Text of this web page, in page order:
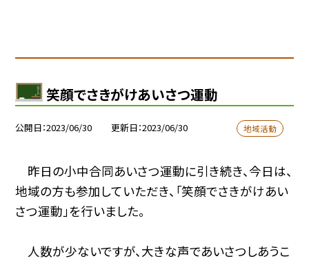
笑顔でさきがけあいさつ運動
公開日 2023/06/30 更新日 2023/06/30 地域活動
昨日の小中合同あいさつ運動に引き続き、今日は、
地域の方も参加していただき、「笑顔でさきがけあい
さつ運動」を行いました。
人数が少ないですが、大きな声であいさつしあうこ